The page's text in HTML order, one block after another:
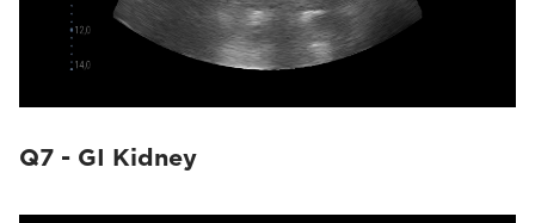
Q7 - GI Kidney